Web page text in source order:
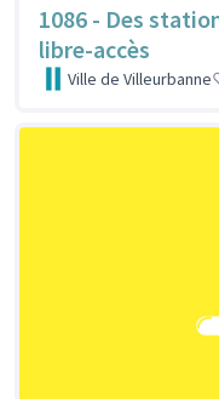
1086 - Des
libre-accès
Ville de Villeurbanne